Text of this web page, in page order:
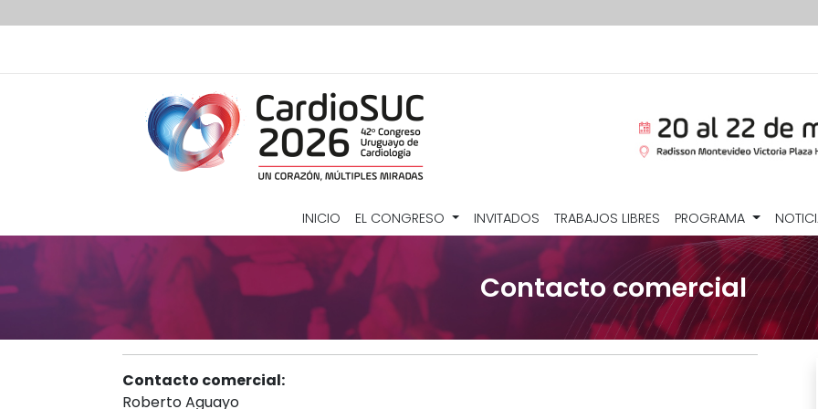
INICIO EL CONGRESO INVITADOS TRABAJOS LIBRES PROGRAMA
Contacto comercial
Contacto comercial:
Roberto Aguayo